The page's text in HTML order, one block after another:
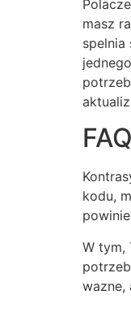
masz
FAQ
kodu,
W tym,
wazne,